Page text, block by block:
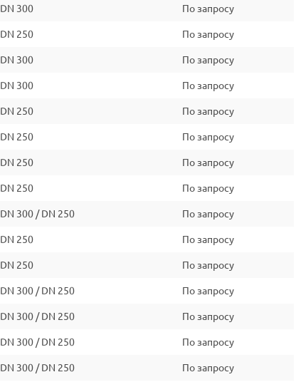
DN 300 По запросу
DN 250 По запросу
DN 300 По запросу
DN 300 По запросу
DN 250 По запросу
DN 250 По запросу
DN 250 По запросу
DN 250 По запросу
DN 300 / DN 250 По запросу
DN 250 По запросу
DN 250 По запросу
DN 300 / DN 250 По запросу
DN 300 / DN 250 По запросу
DN 300 / DN 250 По запросу
DN 300 / DN 250 По запросу